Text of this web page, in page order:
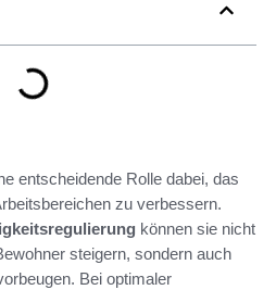
entscheidende Rolle dabei, das
zu verbessern.
können sie nicht
steigern, sondern auch
Bei optimaler